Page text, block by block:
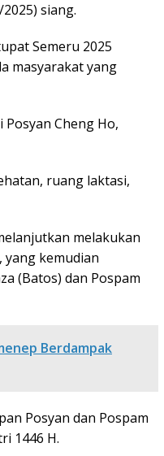
siang.
Semeru 2025
masyarakat yang
Cheng Ho,
ruang laktasi,
melakukan
yang kemudian
(Batos) dan Pospam
Berdampak
Posyan dan Pospam
1446 H.